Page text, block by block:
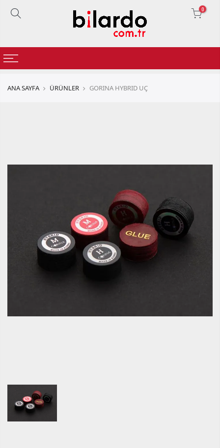
0
ANA SAYFA ÜRÜNLER GORINA HYBRID UÇ